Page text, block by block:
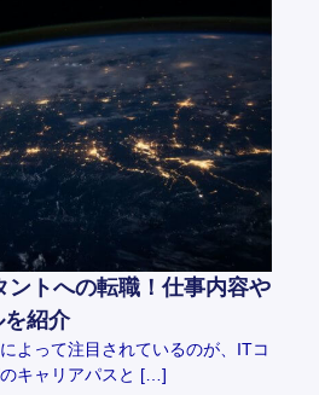
ントへの転職！仕事内容や
紹介
よって注目されているのが、ITコ
キャリアパスと […]